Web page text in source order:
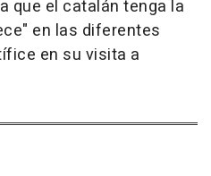
que el catalán tenga la
en las diferentes
en su visita a